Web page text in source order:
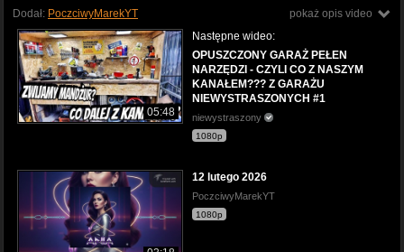
pokaż opis video
Dodał: PoczciwyMarekYT
05:48
Następne wideo:
OPUSZCZONY GARAŻ PEŁEN
NARZĘDZI - CZYLI CO Z NASZYM
KANAŁEM??? Z GARAŻU
NIEWYSTRASZONYCH #1
niewystraszony
1080p
12 lutego 2026
PoczciwyMarekYT
1080p